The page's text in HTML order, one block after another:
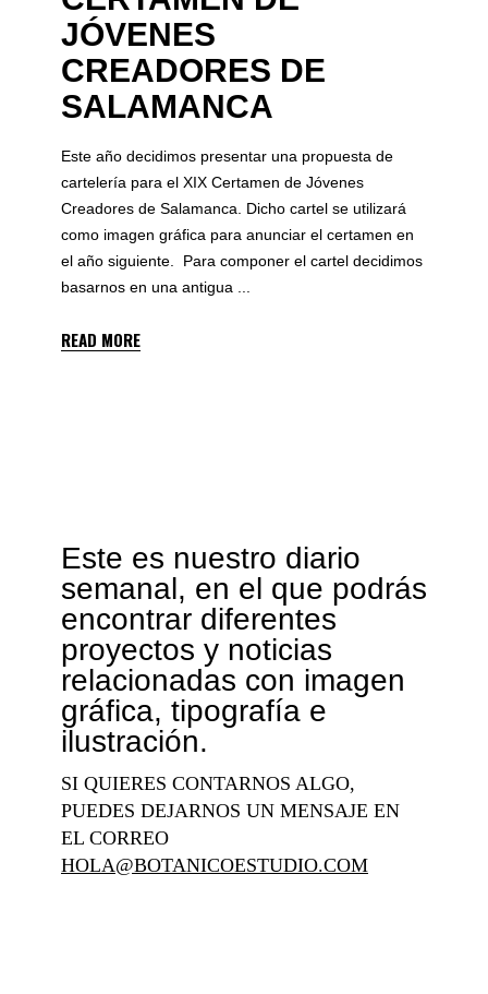
JÓVENES
CREADORES DE
SALAMANCA
Este año decidimos presentar una propuesta de
cartelería para el XIX Certamen de Jóvenes
Creadores de Salamanca. Dicho cartel se utilizará
como imagen gráfica para anunciar el certamen en
el año siguiente. Para componer el cartel decidimos
basarnos en una antigua
READ MORE
Este es nuestro diario
semanal, en el que podrás
encontrar diferentes
proyectos y noticias
relacionadas con imagen
gráfica, tipografía e
ilustración.
SI QUIERES CONTARNOS ALGO,
PUEDES DEJARNOS UN MENSAJE EN
EL CORREO
HOLA@BOTANICOESTUDIO.COM